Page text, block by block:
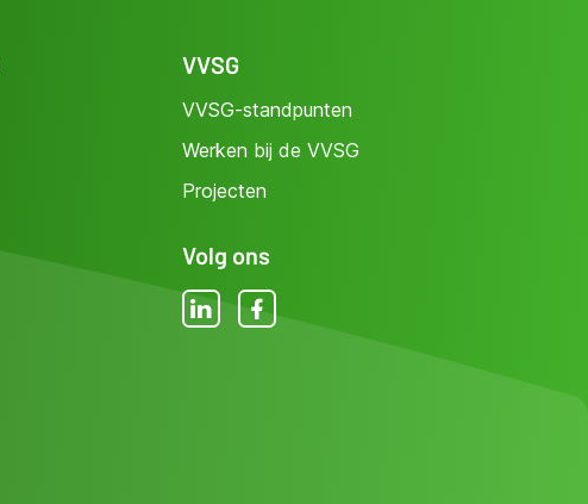
VVSG
VVSG-standpunten
Werken bij de VVSG
Projecten
Volg ons
LinkedInFacebook